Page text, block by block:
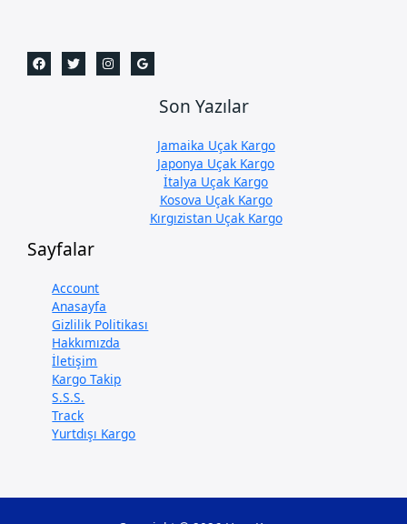
Son Yazılar
Jamaika Uçak Kargo
Japonya Uçak Kargo
İtalya Uçak Kargo
Kosova Uçak Kargo
Kırgızistan Uçak Kargo
Sayfalar
Account
Anasayfa
Gizlilik Politikası
Hakkımızda
İletişim
Kargo Takip
S.S.S.
Track
Yurtdışı Kargo